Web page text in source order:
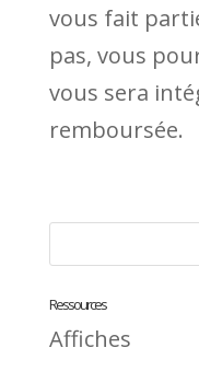
vous fait
pas, vous
vous sera
remboursée.
Ressources
Affiches